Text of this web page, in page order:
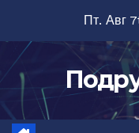
содержимому
Пт. Авг